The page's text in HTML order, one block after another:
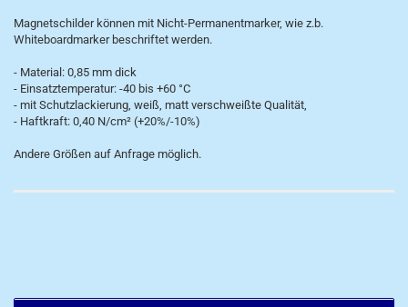
Magnetschilder können mit Nicht-Permanentmarker, wie z.b.
Whiteboardmarker beschriftet werden.
- Material: 0,85 mm dick
- Einsatztemperatur: -40 bis +60 °C
- mit Schutzlackierung, weiß, matt verschweißte Qualität,
- Haftkraft: 0,40 N/cm² (+20%/-10%)
Andere Größen auf Anfrage möglich.